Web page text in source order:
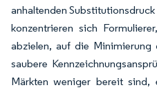
anhaltenden
konzentrieren sich
abzielen, auf die
saubere
Märkten weniger bereit sind,